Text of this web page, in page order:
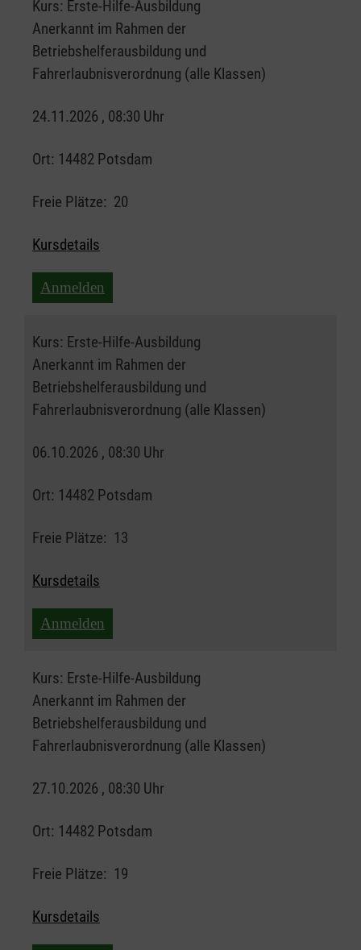
Kurs: Erste-Hilfe-Ausbildung
Anerkannt im Rahmen der
Betriebshelferausbildung und
Fahrerlaubnisverordnung (alle Klassen)
24.11.2026 , 08:30 Uhr
Ort: 14482 Potsdam
Freie Plätze: 20
Kursdetails
Anmelden
Kurs: Erste-Hilfe-Ausbildung
Anerkannt im Rahmen der
Betriebshelferausbildung und
Fahrerlaubnisverordnung (alle Klassen)
06.10.2026 , 08:30 Uhr
Ort: 14482 Potsdam
Freie Plätze: 13
Kursdetails
Anmelden
Kurs: Erste-Hilfe-Ausbildung
Anerkannt im Rahmen der
Betriebshelferausbildung und
Fahrerlaubnisverordnung (alle Klassen)
27.10.2026 , 08:30 Uhr
Ort: 14482 Potsdam
Freie Plätze: 19
Kursdetails